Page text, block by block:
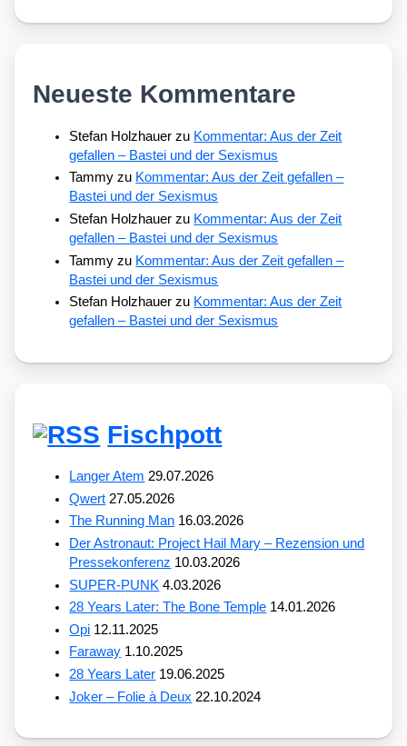
Neueste Kommentare
Stefan Holzhauer zu Kommentar: Aus der Zeit
gefallen – Bastei und der Sexismus
Tammy zu Kommentar: Aus der Zeit gefallen –
Bastei und der Sexismus
Stefan Holzhauer zu Kommentar: Aus der Zeit
gefallen – Bastei und der Sexismus
Tammy zu Kommentar: Aus der Zeit gefallen –
Bastei und der Sexismus
Stefan Holzhauer zu Kommentar: Aus der Zeit
gefallen – Bastei und der Sexismus
Fischpott
Langer Atem 29.07.2026
Qwert 27.05.2026
The Running Man 16.03.2026
Der Astronaut: Project Hail Mary – Rezension und
Pressekonferenz 10.03.2026
SUPER-PUNK 4.03.2026
28 Years Later: The Bone Temple 14.01.2026
Opi 12.11.2025
Faraway 1.10.2025
28 Years Later 19.06.2025
Joker – Folie à Deux 22.10.2024